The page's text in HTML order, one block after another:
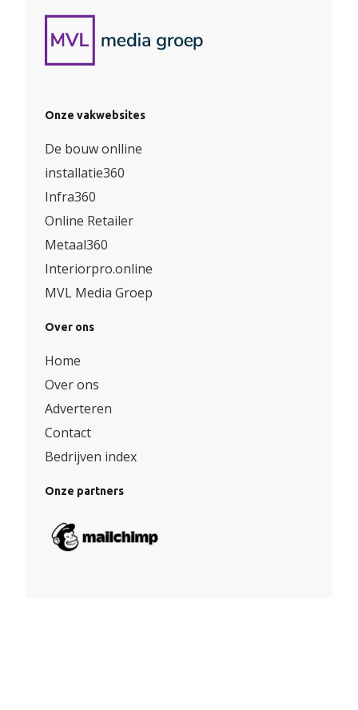
Onze vakwebsites
De bouw onlline
installatie360
Infra360
Online Retailer
Metaal360
Interiorpro.online
MVL Media Groep
Over ons
Home
Over ons
Adverteren
Contact
Bedrijven index
Onze partners